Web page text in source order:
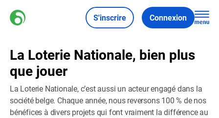
S'inscrire Connexion
La Loterie Nationale, bien plus
que jouer
La Loterie Nationale, c’est aussi un acteur engagé dans la
société belge. Chaque année, nous reversons 100 % de nos
bénéfices à divers projets qui font vraiment la différence au